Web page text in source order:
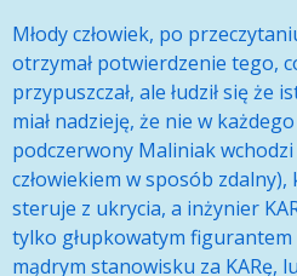
Młody człowiek, po
otrzymał potwierdzenie tego,
przypuszczał, ale łudził się że
miał nadzieję, że nie w
podczerwony Maliniak wchodzi
człowiekiem w sposób
steruje z ukrycia, a inżynier
tylko głupkowatym figurantem
mądrym stanowisku za KARę,